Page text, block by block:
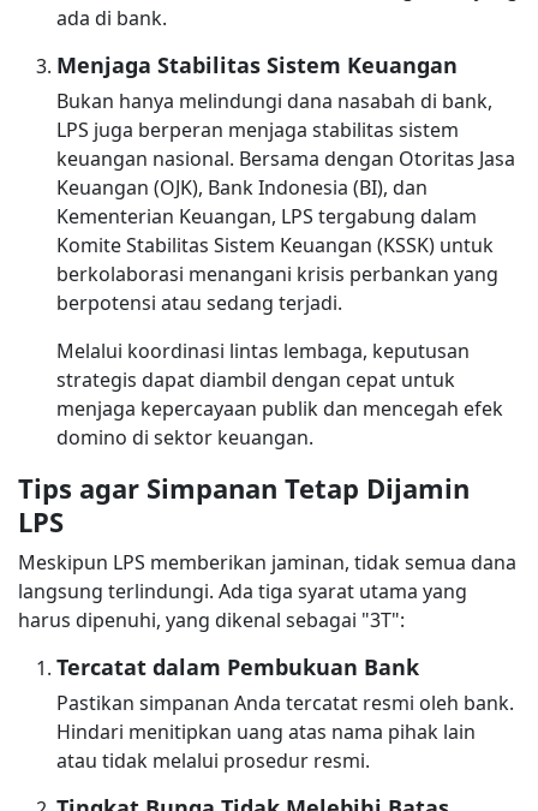
ada di bank.
Menjaga Stabilitas Sistem Keuangan
Bukan hanya melindungi dana nasabah di bank,
LPS juga berperan menjaga stabilitas sistem
keuangan nasional. Bersama dengan Otoritas Jasa
Keuangan (OJK), Bank Indonesia (BI), dan
Kementerian Keuangan, LPS tergabung dalam
Komite Stabilitas Sistem Keuangan (KSSK) untuk
berkolaborasi menangani krisis perbankan yang
berpotensi atau sedang terjadi.
Melalui koordinasi lintas lembaga, keputusan
strategis dapat diambil dengan cepat untuk
menjaga kepercayaan publik dan mencegah efek
domino di sektor keuangan.
Tips agar Simpanan Tetap Dijamin
LPS
Meskipun LPS memberikan jaminan, tidak semua dana
langsung terlindungi. Ada tiga syarat utama yang
harus dipenuhi, yang dikenal sebagai "3T":
Tercatat dalam Pembukuan Bank
Pastikan simpanan Anda tercatat resmi oleh bank.
Hindari menitipkan uang atas nama pihak lain
atau tidak melalui prosedur resmi.